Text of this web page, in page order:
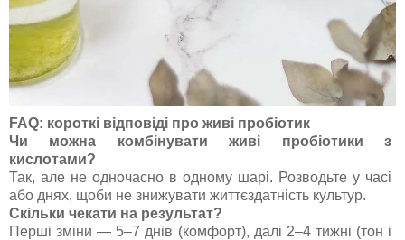
FAQ: короткі відповіді про живі пробіотик
Чи можна комбінувати живі пробіотики з
кислотами?
Так, але не одночасно в одному шарі. Розводьте у часі
або днях, щоби не знижувати життєздатність культур.
Скільки чекати на результат?
Перші зміни — 5–7 днів (комфорт), далі 2–4 тижні (тон і